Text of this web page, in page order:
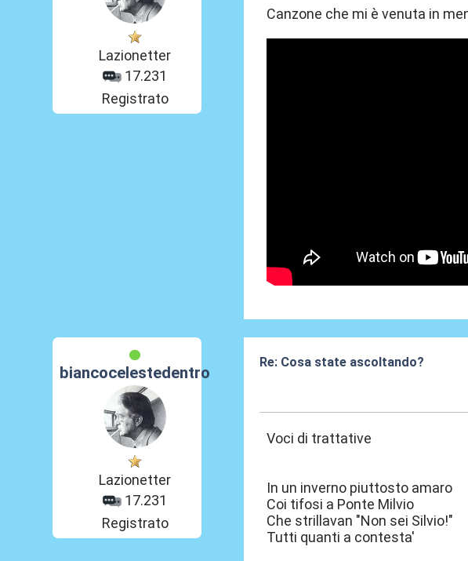
Lazionetter
17.231
Registrato
Canzone che mi è venuta in
biancocelestedentro
Lazionetter
17.231
Registrato
Re: Cosa state ascoltando?
Voci di trattative
In un inverno piuttosto amaro
Coi tifosi a Ponte Milvio
Che strillavan "Non sei Silvio!"
Tutti quanti a contesta'